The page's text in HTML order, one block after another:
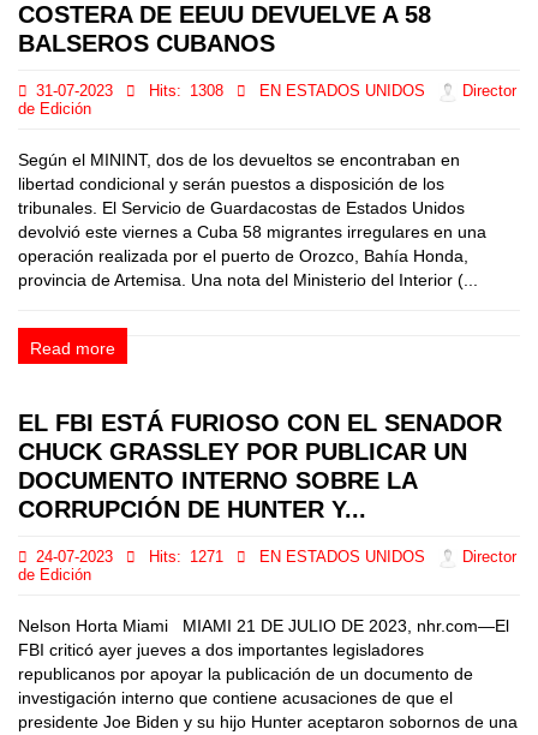
COSTERA DE EEUU DEVUELVE A 58
BALSEROS CUBANOS
31-07-2023 Hits: 1308 EN ESTADOS UNIDOS
Director
de Edición
Según el MININT, dos de los devueltos se encontraban en
libertad condicional y serán puestos a disposición de los
tribunales. El Servicio de Guardacostas de Estados Unidos
devolvió este viernes a Cuba 58 migrantes irregulares en una
operación realizada por el puerto de Orozco, Bahía Honda,
provincia de Artemisa. Una nota del Ministerio del Interior (...
Read more
EL FBI ESTÁ FURIOSO CON EL SENADOR
CHUCK GRASSLEY POR PUBLICAR UN
DOCUMENTO INTERNO SOBRE LA
CORRUPCIÓN DE HUNTER Y...
24-07-2023 Hits: 1271 EN ESTADOS UNIDOS
Director
de Edición
Nelson Horta Miami MIAMI 21 DE JULIO DE 2023, nhr.com—El
FBI criticó ayer jueves a dos importantes legisladores
republicanos por apoyar la publicación de un documento de
investigación interno que contiene acusaciones de que el
presidente Joe Biden y su hijo Hunter aceptaron sobornos de una